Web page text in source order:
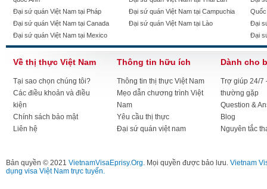
Đại sứ quán Việt Nam tại Pháp
Đại sứ quán Việt Nam tại Canada
Đại sứ quán Việt Nam tại Mexico
Đại sứ quán Việt Nam tại Campuchia
Đại sứ quán Việt Nam tại Lào
Quốc
Đại
Đại
Về thị thực Việt Nam
Tại sao chọn chúng tôi?
Các điều khoản và điều
kiện
Chính sách bảo mật
Liên hệ
Thông tin hữu ích
Thông tin thị thực Việt Nam
Mẹo dẫn chương trình Việt
Nam
Yêu cầu thị thực
Đại sứ quán việt nam
Dành cho
Trợ giúp 24/7
thường gặp
Question &
Blog
Nguyên tắc
Bản quyền © 2021 VietnamVisaEprisy.Org. Mọi quyền được bảo lưu. Vietnam
dụng visa Việt Nam trực tuyến.